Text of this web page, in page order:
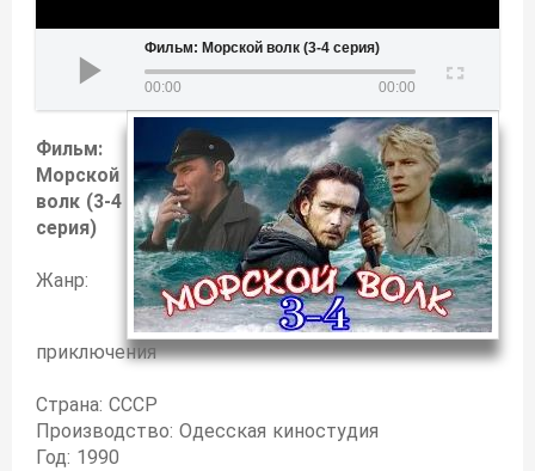
Фильм: Морской волк (3-4 серия)
00:00 00:00
Фильм:
Морской
волк (3-4
серия)
Жанр:
приключения
Страна: СССР
Производство: Одесская киностудия
Год: 1990